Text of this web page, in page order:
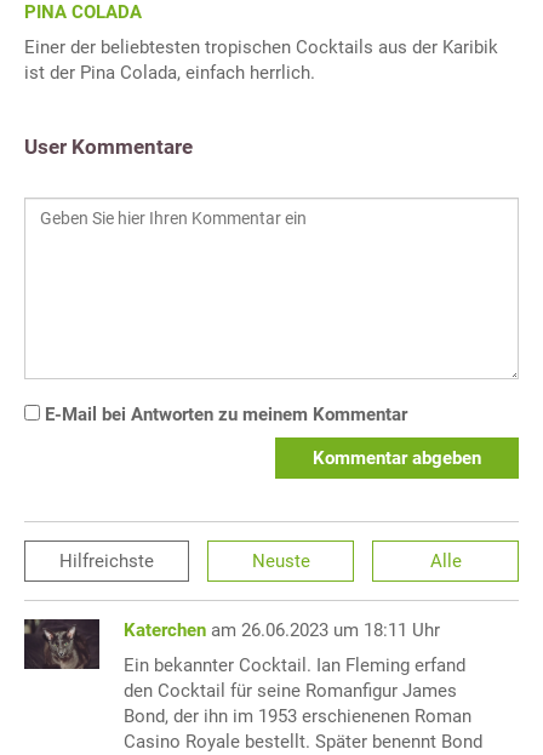
PINA COLADA
Einer der beliebtesten tropischen Cocktails aus der Karibik
ist der Pina Colada, einfach herrlich.
User Kommentare
E-Mail bei Antworten zu meinem Kommentar
Kommentar abgeben
Hilfreichste Neuste Alle
Katerchen am 26.06.2023 um 18:11 Uhr
Ein bekannter Cocktail. Ian Fleming erfand
den Cocktail für seine Romanfigur James
Bond, der ihn im 1953 erschienenen Roman
Casino Royale bestellt. Später benennt Bond